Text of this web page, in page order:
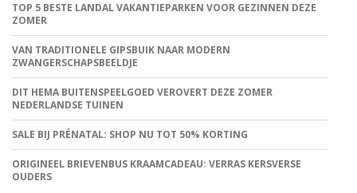
TOP 5 BESTE LANDAL VAKANTIEPARKEN VOOR GEZINNEN DEZE
ZOMER
VAN TRADITIONELE GIPSBUIK NAAR MODERN
ZWANGERSCHAPSBEELDJE
DIT HEMA BUITENSPEELGOED VEROVERT DEZE ZOMER
NEDERLANDSE TUINEN
SALE BIJ PRÉNATAL: SHOP NU TOT 50% KORTING
ORIGINEEL BRIEVENBUS KRAAMCADEAU: VERRAS KERSVERSE
OUDERS